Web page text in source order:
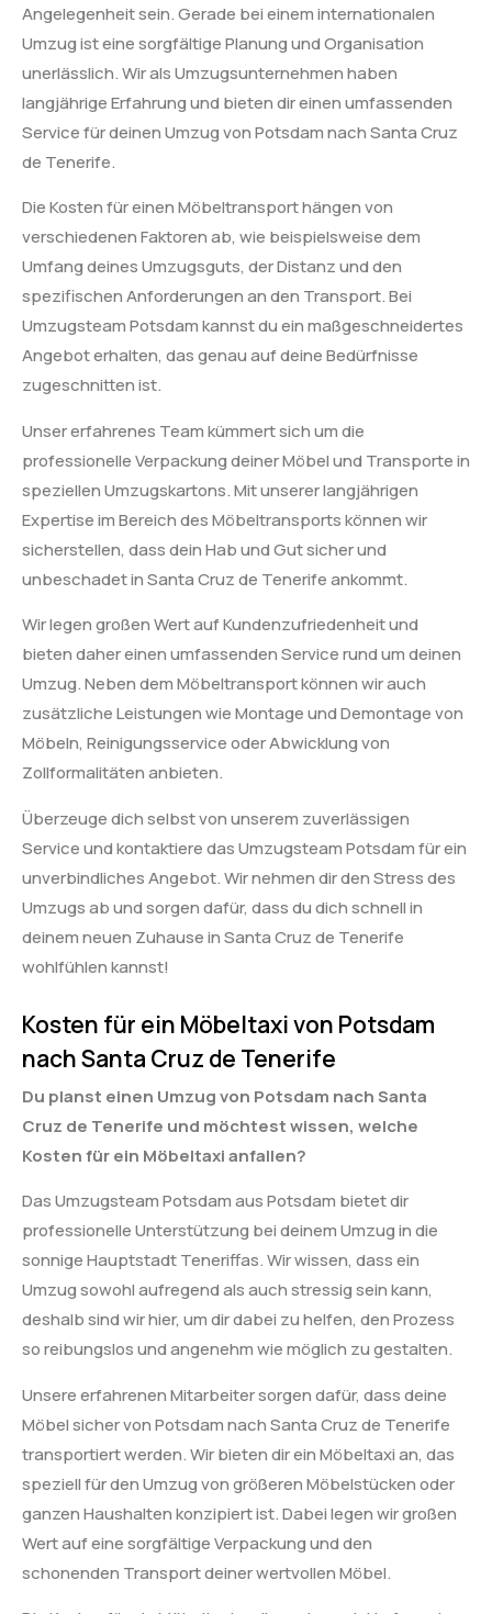
Angelegenheit sein. Gerade bei einem internationalen
Umzug ist eine sorgfältige Planung und Organisation
unerlässlich. Wir als Umzugsunternehmen haben
langjährige Erfahrung und bieten dir einen umfassenden
Service für deinen Umzug von Potsdam nach Santa Cruz
de Tenerife.
Die Kosten für einen Möbeltransport hängen von
verschiedenen Faktoren ab, wie beispielsweise dem
Umfang deines Umzugsguts, der Distanz und den
spezifischen Anforderungen an den Transport. Bei
Umzugsteam Potsdam kannst du ein maßgeschneidertes
Angebot erhalten, das genau auf deine Bedürfnisse
zugeschnitten ist.
Unser erfahrenes Team kümmert sich um die
professionelle Verpackung deiner Möbel und Transporte in
speziellen Umzugskartons. Mit unserer langjährigen
Expertise im Bereich des Möbeltransports können wir
sicherstellen, dass dein Hab und Gut sicher und
unbeschadet in Santa Cruz de Tenerife ankommt.
Wir legen großen Wert auf Kundenzufriedenheit und
bieten daher einen umfassenden Service rund um deinen
Umzug. Neben dem Möbeltransport können wir auch
zusätzliche Leistungen wie Montage und Demontage von
Möbeln, Reinigungsservice oder Abwicklung von
Zollformalitäten anbieten.
Überzeuge dich selbst von unserem zuverlässigen
Service und kontaktiere das Umzugsteam Potsdam für ein
unverbindliches Angebot. Wir nehmen dir den Stress des
Umzugs ab und sorgen dafür, dass du dich schnell in
deinem neuen Zuhause in Santa Cruz de Tenerife
wohlfühlen kannst!
Kosten für ein Möbeltaxi von Potsdam
nach Santa Cruz de Tenerife
Du planst einen Umzug von Potsdam nach Santa
Cruz de Tenerife und möchtest wissen, welche
Kosten für ein Möbeltaxi anfallen?
Das Umzugsteam Potsdam aus Potsdam bietet dir
professionelle Unterstützung bei deinem Umzug in die
sonnige Hauptstadt Teneriffas. Wir wissen, dass ein
Umzug sowohl aufregend als auch stressig sein kann,
deshalb sind wir hier, um dir dabei zu helfen, den Prozess
so reibungslos und angenehm wie möglich zu gestalten.
Unsere erfahrenen Mitarbeiter sorgen dafür, dass deine
Möbel sicher von Potsdam nach Santa Cruz de Tenerife
transportiert werden. Wir bieten dir ein Möbeltaxi an, das
speziell für den Umzug von größeren Möbelstücken oder
ganzen Haushalten konzipiert ist. Dabei legen wir großen
Wert auf eine sorgfältige Verpackung und den
schonenden Transport deiner wertvollen Möbel.